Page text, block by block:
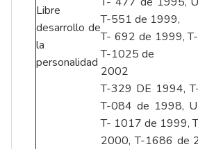
Libre
desarrollo de
la
personalidad
T-551 de 1999,
T- 692 de 1999,
T-1025 de
2002
T-329 DE 1994,
T-084 de 1998,
T- 1017 de 1999,
2000, T-1686 de